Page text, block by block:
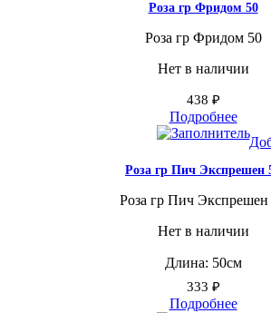
Роза гр Фридом 50
Роза гр Фридом 50
Нет в наличии
438 ₽
Подробнее
Роза гр Пич Экспрешен
Роза гр Пич Экспрешен
Нет в наличии
Длина: 50см
333 ₽
Подробнее